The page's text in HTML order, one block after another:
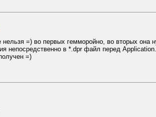
=) во первых гемморойно, во вторых она
непосредственно в *.dpr файл перед
=)